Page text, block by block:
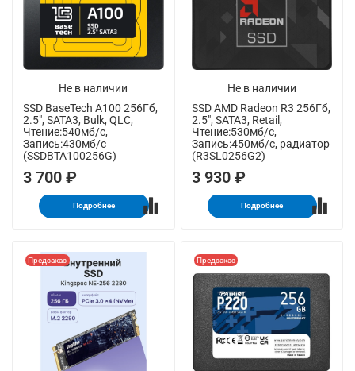
Не в наличии
SSD BaseTech A100 256Гб,
2.5", SATA3, Bulk, QLC,
Чтение:540мб/с,
Запись:430мб/с
(SSDBTA100256G)
3 700 ₽
Подробнее
Не в наличии
SSD AMD Radeon R3 256Гб,
2.5", SATA3, Retail,
Чтение:530мб/с,
Запись:450мб/с, радиатор
(R3SL0256G2)
3 930 ₽
Подробнее
Предзаказ Предзаказ